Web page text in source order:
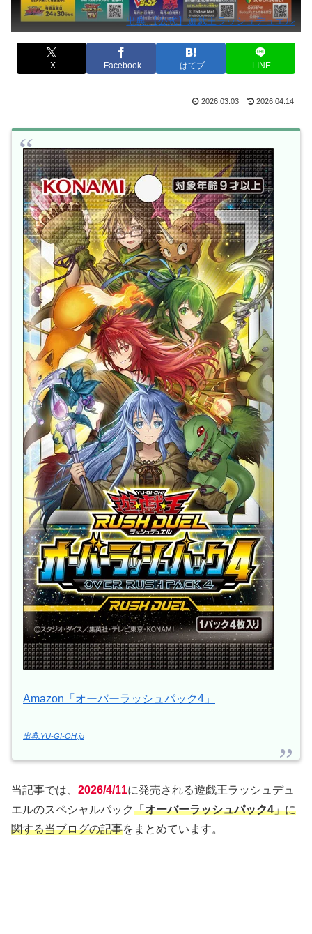
出典:【公式】遊戯王ラッシュデュエル
X Facebook はてブ LINE
2026.03.03 2026.04.14
Amazon「オーバーラッシュパック4」
出典:YU-GI-OH.jp
当記事では、 2026/4/11に発売される遊戯王ラッシュデュ
エルのスペシャルパック「オーバーラッシュパック4」に
関する当ブログの記事をまとめています。